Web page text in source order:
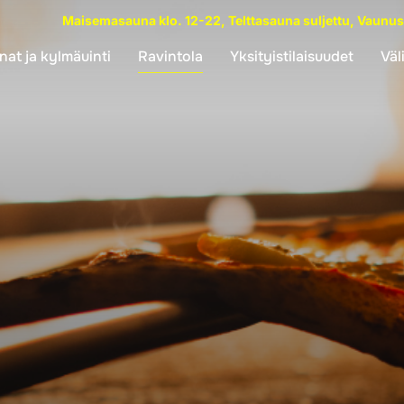
Maisemasauna klo. 12-22, Telttasauna suljettu,
ja kylmäuinti Ravintola Yksityistilaisuudet